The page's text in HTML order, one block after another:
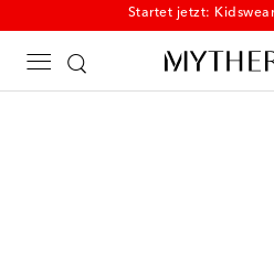
Startet jetzt: